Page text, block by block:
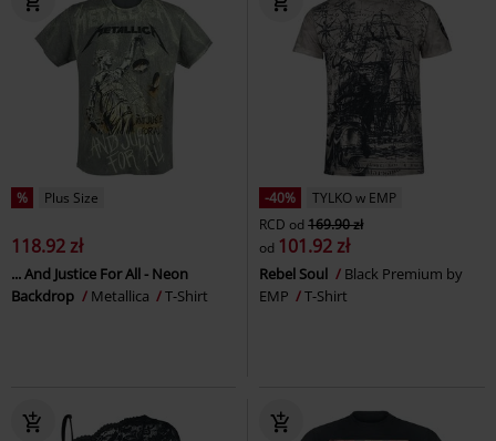
% Plus Size
118.92 zł
... And Justice For All - Neon
Backdrop
Metallica T-Shirt
-40%
TYLKO w EMP
RCD od 169.90 zł
od 101.92 zł
Rebel Soul
Black Premium by
EMP
T-Shirt